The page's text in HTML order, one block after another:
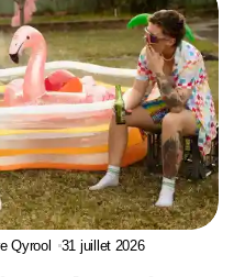
Qyrool 31 juillet 2026